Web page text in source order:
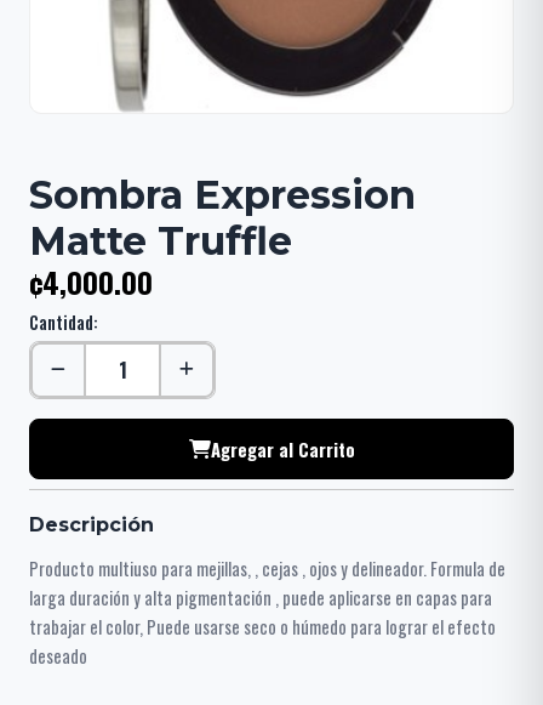
Sombra Expression
Matte Truffle
¢4,000.00
Cantidad:
Agregar al Carrito
Descripción
Producto multiuso para mejillas, , cejas , ojos y delineador. Formula de
larga duración y alta pigmentación , puede aplicarse en capas para
trabajar el color, Puede usarse seco o húmedo para lograr el efecto
deseado